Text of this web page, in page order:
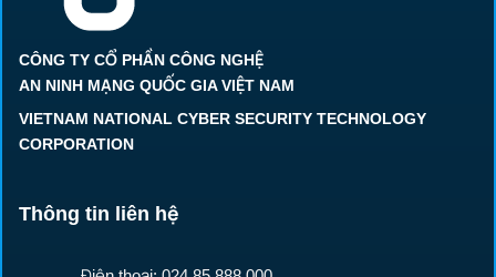
CÔNG TY CỔ PHẦN CÔNG NGHỆ
AN NINH MẠNG QUỐC GIA VIỆT NAM
VIETNAM NATIONAL CYBER SECURITY TECHNOLOGY
CORPORATION
Thông tin liên hệ